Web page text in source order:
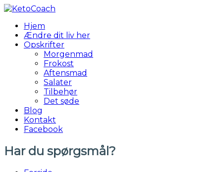
Videre
indhold
KetoCoach
Hjem
Ændre dit liv her
Opskrifter
Morgenmad
Frokost
Aftensmad
Salater
Tilbehør
Det søde
Blog
Kontakt
Facebook
Har du spørgsmål?